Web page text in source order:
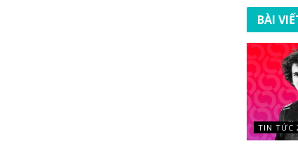
BÀI
TIN TỨC